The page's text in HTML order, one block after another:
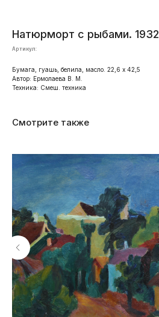
Натюрморт с рыбами. 1932
Артикул:
Бумага, гуашь, белила, масло. 22,6 х 42,5
Автор: Ермолаева В. М.
Техника: Смеш. техника
Смотрите также